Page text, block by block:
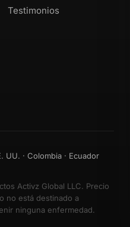
Testimonios
UU. · Colombia · Ecuador
Activz Global LLC. Precio
no está destinado a
ninguna enfermedad.